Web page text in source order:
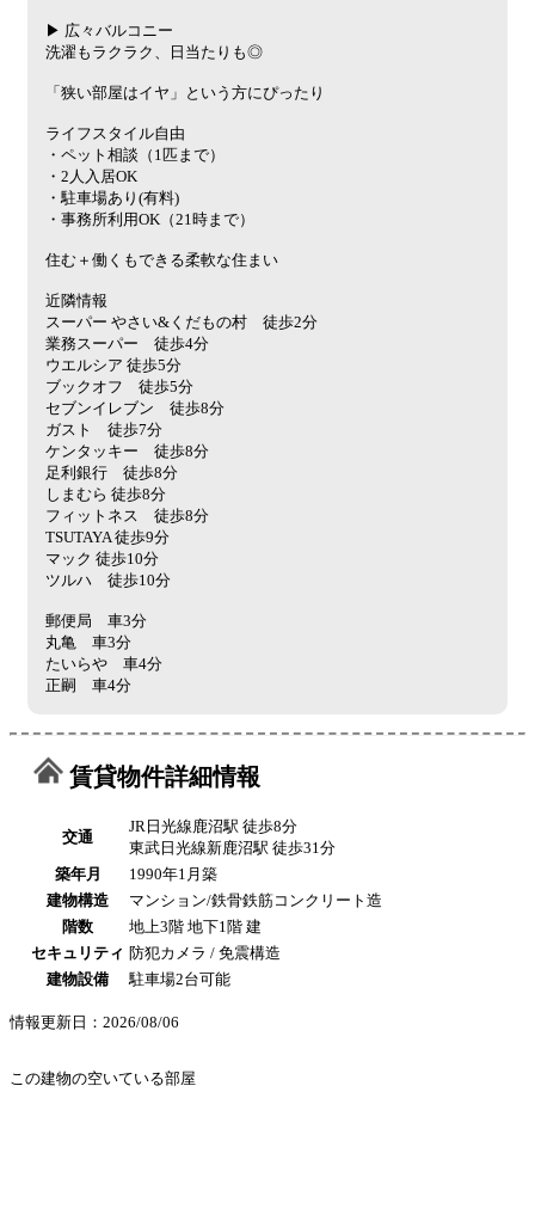
▶ 広々バルコニー
洗濯もラクラク、日当たりも◎
「狭い部屋はイヤ」という方にぴったり
ライフスタイル自由
・ペット相談（1匹まで）
・2人入居OK
・駐車場あり(有料)
・事務所利用OK（21時まで）
住む＋働くもできる柔軟な住まい
近隣情報
スーパー やさい&くだもの村 徒歩2分
業務スーパー 徒歩4分
ウエルシア 徒歩5分
ブックオフ 徒歩5分
セブンイレブン 徒歩8分
ガスト 徒歩7分
ケンタッキー 徒歩8分
足利銀行 徒歩8分
しまむら 徒歩8分
フィットネス 徒歩8分
TSUTAYA 徒歩9分
マック 徒歩10分
ツルハ 徒歩10分
郵便局 車3分
丸亀 車3分
たいらや 車4分
正嗣 車4分
賃貸物件詳細情報
交通
JR日光線鹿沼駅 徒歩8分
東武日光線新鹿沼駅 徒歩31分
築年月
1990年1月築
建物構造
マンション/鉄骨鉄筋コンクリート造
階数
地上3階 地下1階 建
セキュリティ 防犯カメラ / 免震構造
建物設備
駐車場2台可能
情報更新日：2026/08/06
この建物の空いている部屋